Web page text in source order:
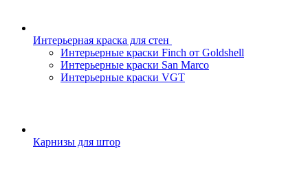
Интерьерная краска для стен
Интерьерные краски Finch от Goldshell
Интерьерные краски San Marco
Интерьерные краски VGT
Карнизы для штор